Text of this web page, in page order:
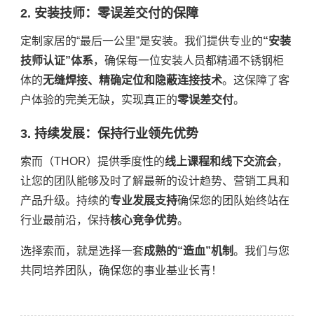
2. 安装技师：零误差交付的保障
定制家居的“最后一公里”是安装。我们提供专业的“安装
技师认证”体系，确保每一位安装人员都精通不锈钢柜
体的无缝焊接、精确定位和隐蔽连接技术。这保障了客
户体验的完美无缺，实现真正的零误差交付。
3. 持续发展：保持行业领先优势
索而（THOR）提供季度性的线上课程和线下交流会，
让您的团队能够及时了解最新的设计趋势、营销工具和
产品升级。持续的专业发展支持确保您的团队始终站在
行业最前沿，保持核心竞争优势。
选择索而，就是选择一套成熟的“造血”机制。我们与您
共同培养团队，确保您的事业基业长青！